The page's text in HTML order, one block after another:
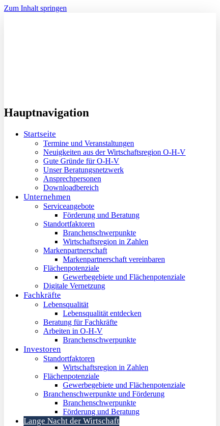
Zum Inhalt springen
Hauptnavigation
Startseite
Termine und Veranstaltungen
Neuigkeiten aus der Wirtschaftsregion O-H-V
Gute Gründe für O-H-V
Unser Beratungsnetzwerk
Ansprechpersonen
Downloadbereich
Unternehmen
Serviceangebote
Förderung und Beratung
Standortfaktoren
Branchenschwerpunkte
Wirtschaftsregion in Zahlen
Markenpartnerschaft
Markenpartnerschaft vereinbaren
Flächenpotenziale
Gewerbegebiete und Flächenpotenziale
Digitale Vernetzung
Fachkräfte
Lebensqualität
Lebensqualität entdecken
Beratung für Fachkräfte
Arbeiten in O-H-V
Branchenschwerpunkte
Investoren
Standortfaktoren
Wirtschaftsregion in Zahlen
Flächenpotenziale
Gewerbegebiete und Flächenpotenziale
Branchenschwerpunkte und Förderung
Branchenschwerpunkte
Förderung und Beratung
Lange Nacht der Wirtschaft